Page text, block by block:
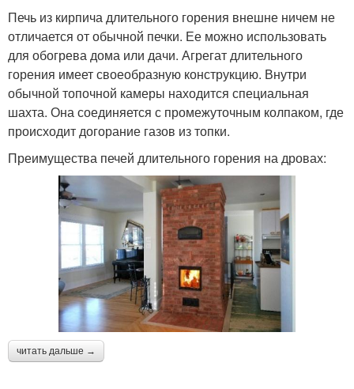
Печь из кирпича длительного горения внешне ничем не
отличается от обычной печки. Ее можно использовать
для обогрева дома или дачи. Агрегат длительного
горения имеет своеобразную конструкцию. Внутри
обычной топочной камеры находится специальная
шахта. Она соединяется с промежуточным колпаком, где
происходит догорание газов из топки.
Преимущества печей длительного горения на дровах:
читать дальше →